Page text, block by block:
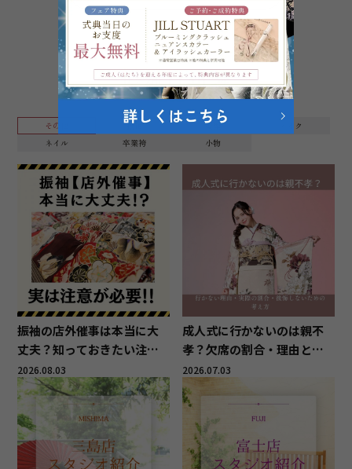
振袖豆知識
その他 振袖 髪型
メイク
ネイル
卒業袴 小物
振袖の店外催事は本当に大
丈夫？知っておきたい注意
点と後悔しないためのポイ
ント
2026.08.03
成人式に行かないのは親不
孝？欠席の割合・理由と後
悔しない考え方
2026.07.03